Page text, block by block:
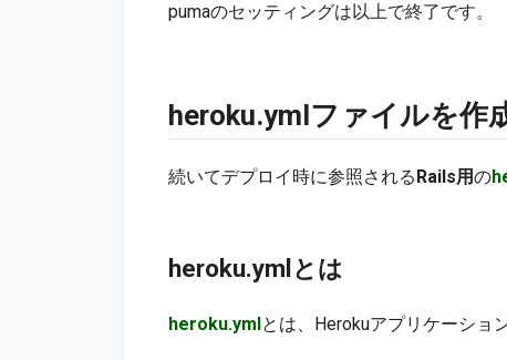
pumaのセッティングは以上で終了です。
heroku.ymlファイルを作
続いてデプロイ時に参照されるRails用の
heroku.ymlとは
heroku.ymlとは、Herokuアプリケーショ